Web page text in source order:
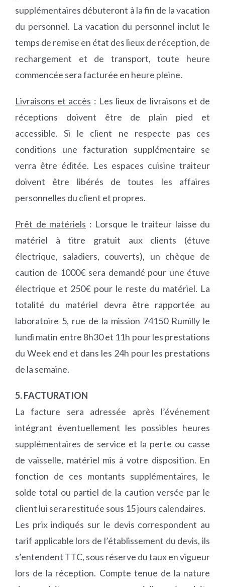
supplémentaires débuteront à la fin de la vacation
du personnel. La vacation du personnel inclut le
temps de remise en état des lieux de réception, de
rechargement et de transport, toute heure
commencée sera facturée en heure pleine.
Livraisons et accès : Les lieux de livraisons et de
réceptions doivent être de plain pied et
accessible. Si le client ne respecte pas ces
conditions une facturation supplémentaire se
verra être éditée. Les espaces cuisine traiteur
doivent être libérés de toutes les affaires
personnelles du client et propres.
Prêt de matériels : Lorsque le traiteur laisse du
matériel à titre gratuit aux clients (étuve
électrique, saladiers, couverts), un chèque de
caution de 1000€ sera demandé pour une étuve
électrique et 250€ pour le reste du matériel. La
totalité du matériel devra être rapportée au
laboratoire 5, rue de la mission 74150 Rumilly le
lundi matin entre 8h30 et 11h pour les prestations
du Week end et dans les 24h pour les prestations
de la semaine.
5. FACTURATION
La facture sera adressée après l’événement
intégrant éventuellement les possibles heures
supplémentaires de service et la perte ou casse
de vaisselle, matériel mis à votre disposition. En
fonction de ces montants supplémentaires, le
solde total ou partiel de la caution versée par le
client lui sera restituée sous 15 jours calendaires.
Les prix indiqués sur le devis correspondent au
tarif applicable lors de l’établissement du devis, ils
s’entendent TTC, sous réserve du taux en vigueur
lors de la réception. Compte tenue de la nature